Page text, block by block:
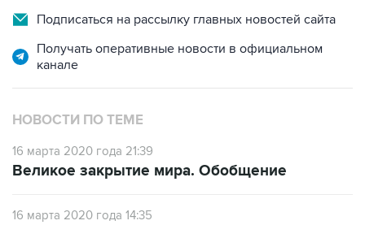
Подписаться на рассылку главных новостей сайта
Получать оперативные новости в официальном
канале
НОВОСТИ ПО ТЕМЕ
16 марта 2020 года 21:39
Великое закрытие мира. Обобщение
16 марта 2020 года 14:35